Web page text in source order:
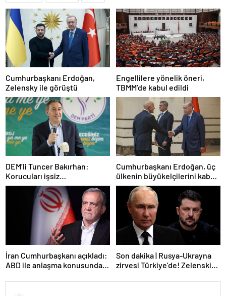
Cumhurbaşkanı Erdoğan,
Zelensky ile görüştü
Engellilere yönelik öneri,
TBMM’de kabul edildi
DEM’li Tuncer Bakırhan:
Korucuları işsiz
bırakmayacağız
Cumhurbaşkanı Erdoğan, üç
ülkenin büyükelçilerini kabul
etti
İran Cumhurbaşkanı açıkladı:
ABD ile anlaşma konusunda
Son dakika | Rusya-Ukrayna
zirvesi Türkiye’de! Zelenskiy
Gözler perşembe gününe